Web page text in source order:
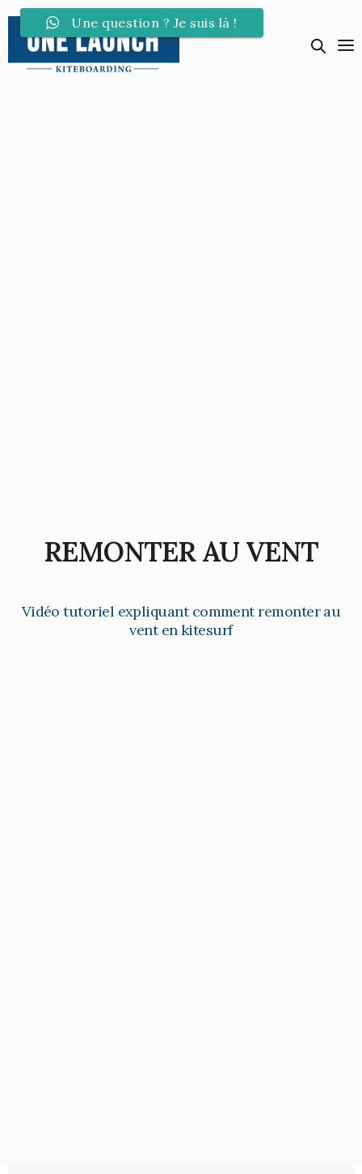
REMONTER AU VENT
Vidéo tutoriel expliquant comment remonter au
vent en kitesurf
Une question ? Je suis là !